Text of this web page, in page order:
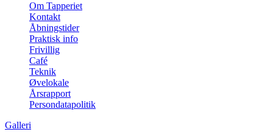
Om Tapperiet
Kontakt
Åbningstider
Praktisk info
Frivillig
Café
Teknik
Øvelokale
Årsrapport
Persondatapolitik
Galleri